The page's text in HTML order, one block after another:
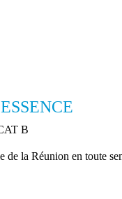
B
de la Réunion en toute